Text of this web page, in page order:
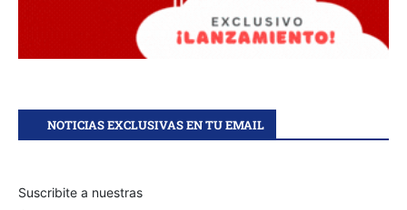
NOTICIAS EXCLUSIVAS EN TU EMAIL
Suscribite a nuestras